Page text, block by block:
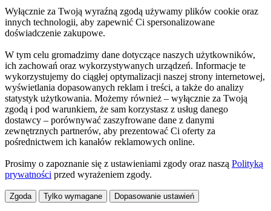
Wyłącznie za Twoją wyraźną zgodą używamy plików cookie oraz
innych technologii, aby zapewnić Ci spersonalizowane
doświadczenie zakupowe.
W tym celu gromadzimy dane dotyczące naszych użytkowników,
ich zachowań oraz wykorzystywanych urządzeń. Informacje te
wykorzystujemy do ciągłej optymalizacji naszej strony internetowej,
wyświetlania dopasowanych reklam i treści, a także do analizy
statystyk użytkowania. Możemy również – wyłącznie za Twoją
zgodą i pod warunkiem, że sam korzystasz z usług danego
dostawcy – porównywać zaszyfrowane dane z danymi
zewnętrznych partnerów, aby prezentować Ci oferty za
pośrednictwem ich kanałów reklamowych online.
Prosimy o zapoznanie się z ustawieniami zgody oraz naszą Polityką
prywatności przed wyrażeniem zgody.
Zgoda Tylko wymagane Dopasowanie ustawień